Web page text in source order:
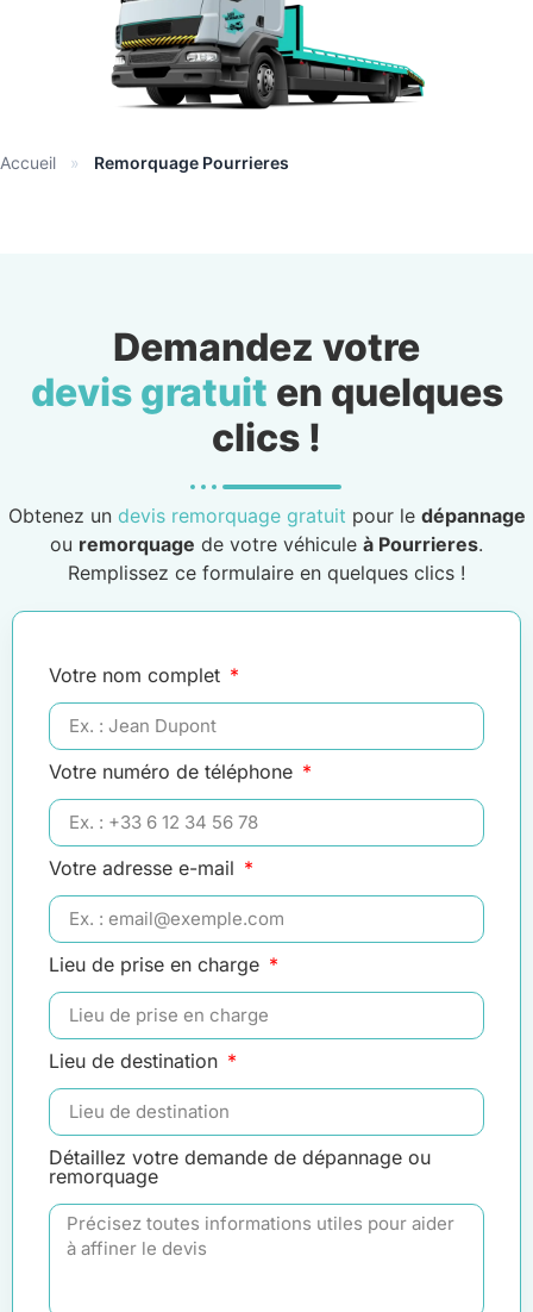
Accueil » Remorquage Pourrieres
Demandez votre
devis gratuit en quelques
clics !
Obtenez un devis remorquage gratuit pour le dépannage
ou remorquage de votre véhicule à Pourrieres.
Remplissez ce formulaire en quelques clics !
Votre nom complet
Votre numéro de téléphone
Votre adresse e-mail
Lieu de prise en charge
Lieu de destination
Détaillez votre demande de dépannage ou
remorquage